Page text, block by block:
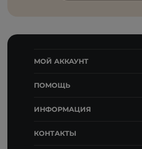
МОЙ АККАУНТ
ПОМОЩЬ
ИНФОРМАЦИЯ
КОНТАКТЫ